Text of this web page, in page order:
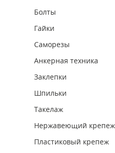
Болты
Гайки
Саморезы
Анкерная техника
Заклепки
Шпильки
Такелаж
Нержавеющий крепеж
Пластиковый крепеж